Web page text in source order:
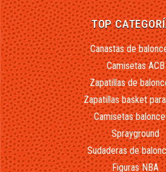
TOP
Canastas de
Camisetas ACB
Zapatillas de
Zapatillas basket
Camisetas
Sprayground
Sudaderas de
Figuras NBA